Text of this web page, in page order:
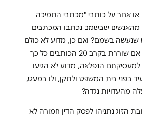
אחר על כותבי "מכתבי התמיכה
שבשמם נכתבו המכתבים
שנעשה בשמם? ואם כן, מדוע לא כולם
חתמו על המכתבים? אם שוררת בקרב 20 הכותבים כל כך
הנפלאה, מדוע לא הגיעו
בפני בית המשפט ולתקן, ולו במעט,
מהעדויות נגדה?
הזוג נתניהו לפסק הדין חמורה לא